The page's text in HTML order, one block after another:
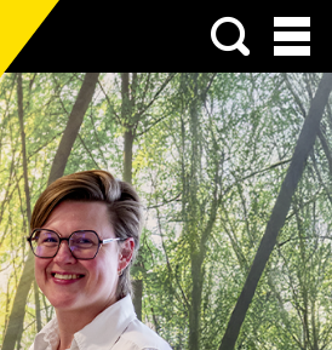
Menu